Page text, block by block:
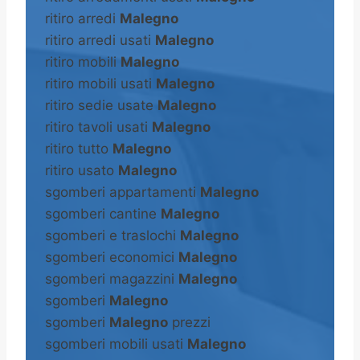
ritiro arredi Malegno
ritiro arredi usati Malegno
ritiro mobili Malegno
ritiro mobili usati Malegno
ritiro sedie usate Malegno
ritiro tavoli usati Malegno
ritiro tutto Malegno
ritiro usato Malegno
sgomberi appartamenti Malegno
sgomberi cantine Malegno
sgomberi e traslochi Malegno
sgomberi economici Malegno
sgomberi magazzini Malegno
sgomberi Malegno
sgomberi Malegno prezzi
sgomberi mobili usati Malegno